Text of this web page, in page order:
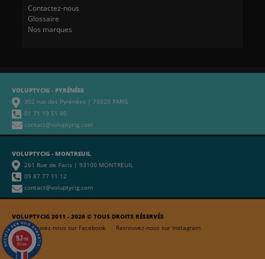
Contactez-nous
Glossaire
Nos marques
VOLUPTYCIG - PYRÉNÉES
302 rue des Pyrénées | 75020 PARIS
01 71 19 51 80
contact@voluptycig.com
VOLUPTYCIG 2011 - 2026 © TOUS DROITS RÉSERVÉS
Retrouvez-nous sur Facebook
Retrouvez-nous sur Instagram
VOLUPTYCIG - MONTREUIL
261 Rue de Paris | 93100 MONTREUIL
09 87 77 11 12
contact@voluptycig.com
9.7/10
653 avis